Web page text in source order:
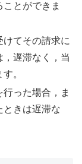
ことができま
てその請求に
遅滞なく，当
。
った場合，ま
ときは遅滞な